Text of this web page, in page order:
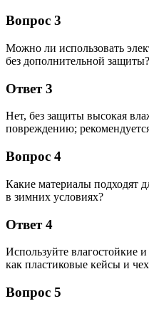
Вопрос 3
Можно ли использовать
без дополнительной защиты?
Ответ 3
Нет, без защиты высокая
повреждению;
Вопрос 4
Какие материалы подходят
в зимних условиях?
Ответ 4
Используйте влагостойкие
как пластиковые кейсы и
Вопрос 5